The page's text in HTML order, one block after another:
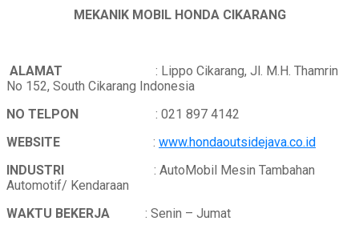
MEKANIK MOBIL HONDA CIKARANG
ALAMAT
: Lippo Cikarang, Jl. M.H. Thamrin
No 152, South Cikarang Indonesia
NO TELPON : 021 897 4142
WEBSITE : www.hondaoutsidejava.co.id
INDUSTRI : AutoMobil Mesin Tambahan
Automotif/ Kendaraan
WAKTU BEKERJA : Senin – Jumat